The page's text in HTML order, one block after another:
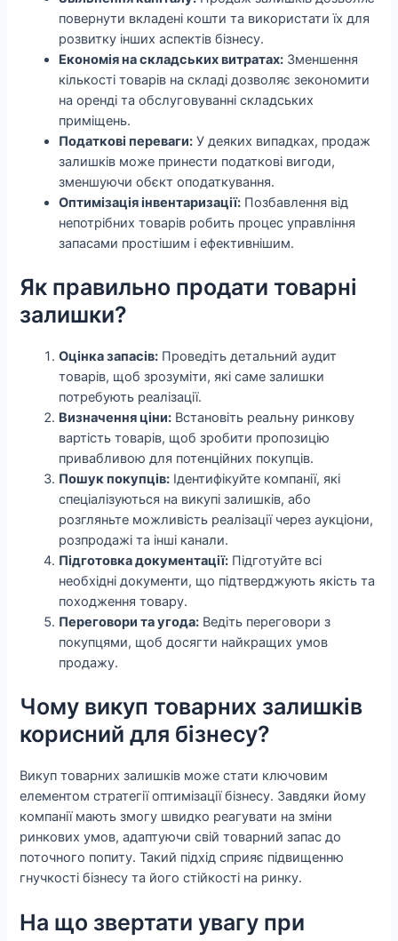
повернути вкладені кошти та використати їх для
розвитку інших аспектів бізнесу.
Економія на складських витратах: Зменшення
кількості товарів на складі дозволяє зекономити
на оренді та обслуговуванні складських
приміщень.
Податкові переваги: У деяких випадках, продаж
залишків може принести податкові вигоди,
зменшуючи обєкт оподаткування.
Оптимізація інвентаризації: Позбавлення від
непотрібних товарів робить процес управління
запасами простішим і ефективнішим.
Як правильно продати товарні
залишки?
Оцінка запасів: Проведіть детальний аудит
товарів, щоб зрозуміти, які саме залишки
потребують реалізації.
Визначення ціни: Встановіть реальну ринкову
вартість товарів, щоб зробити пропозицію
привабливою для потенційних покупців.
Пошук покупців: Ідентифікуйте компанії, які
спеціалізуються на викупі залишків, або
розгляньте можливість реалізації через аукціони,
розпродажі та інші канали.
Підготовка документації: Підготуйте всі
необхідні документи, що підтверджують якість та
походження товару.
Переговори та угода: Ведіть переговори з
покупцями, щоб досягти найкращих умов
продажу.
Чому викуп товарних залишків
корисний для бізнесу?
Викуп товарних залишків може стати ключовим
елементом стратегії оптимізації бізнесу. Завдяки йому
компанії мають змогу швидко реагувати на зміни
ринкових умов, адаптуючи свій товарний запас до
поточного попиту. Такий підхід сприяє підвищенню
гнучкості бізнесу та його стійкості на ринку.
На що звертати увагу при